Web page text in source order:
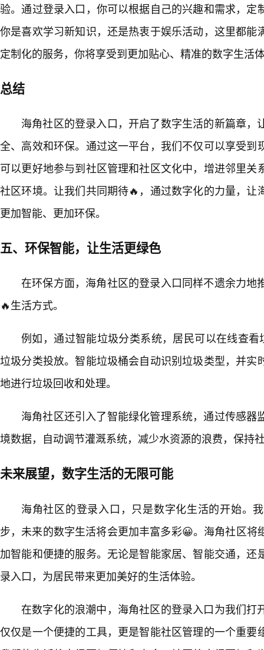
验。通过登录入口，你可以根据自己的兴趣和需求，定
你是喜欢学习新知识，还是热衷于娱乐活动，这里都能
定制化的服务，你将享受到更加贴心、精准的数字生活
总结
海角社区的登录入口，开启了数字生活的新篇章，
全、高效和环保。通过这一平台，我们不仅可以享受到
可以更好地参与到社区管理和社区文化中，增进邻里关
社区环境。让我们共同期待🔥，通过数字化的力量，让
更加智能、更加环保。
五、环保智能，让生活更绿色
在环保方面，海角社区的登录入口同样不遗余力地
🔥生活方式。
例如，通过智能垃圾分类系统，居民可以在线查
垃圾分类投放。智能垃圾桶会自动识别垃圾类型，并实
地进行垃圾回收和处理。
海角社区还引入了智能绿化管理系统，通过传感器
境数据，自动调节灌溉系统，减少水资源的浪费，保持
未来展望，数字生活的无限可能
海角社区的登录入口，只是数字化生活的开始。
步，未来的数字生活将会更加丰富多彩😀。海角社区将
加智能和便捷的服务。无论是智能家居、智能交通，还
录入口，为居民带来更加美好的生活体验。
在数字化的浪潮中，海角社区的登录入口为我们打
仅仅是一个便捷的工具，更是智能社区管理的一个重要